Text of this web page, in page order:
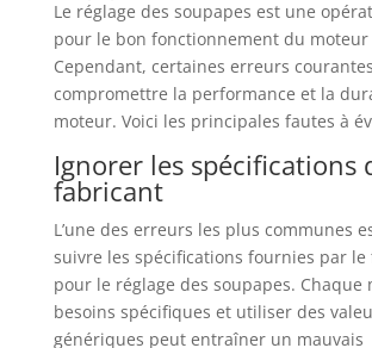
Le réglage des soupapes est une
pour le bon fonctionnement du moteur
Cependant, certaines erreurs
compromettre la performance et la
moteur. Voici les principales fautes à
Ignorer les spécifications
fabricant
L’une des erreurs les plus communes
suivre les spécifications fournies par
pour le réglage des soupapes. Chaque
besoins spécifiques et utiliser des
génériques peut entraîner un mauvais